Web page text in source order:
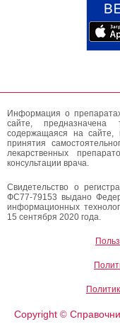
Информация о
сайте, предназначена
содержащаяся на сайте,
принятия
лекарственных
консультации врача.
Свидетельство о
ФС77-79153 выдано
информационных
15 сентября 2020 года.
Copyright ©